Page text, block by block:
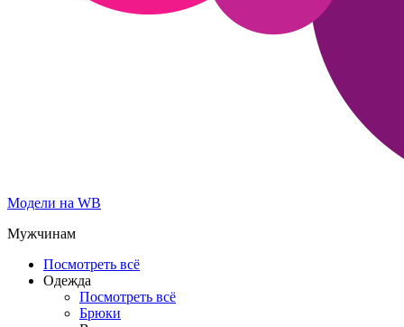
Модели на WB
Мужчинам
Посмотреть всё
Одежда
Посмотреть всё
Брюки